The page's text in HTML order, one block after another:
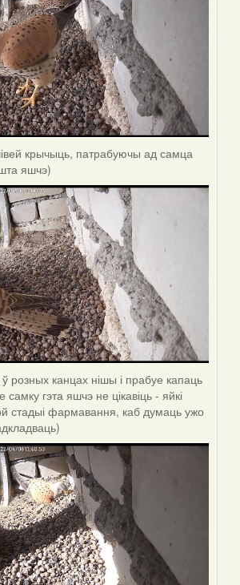
крычыць, патрабуючы ад самца
яшчэ)
розных канцах нішы і прабуе капаць
самку гэта яшчэ не цікавіць - яйкі
стадыі фармавання, каб думаць ужо